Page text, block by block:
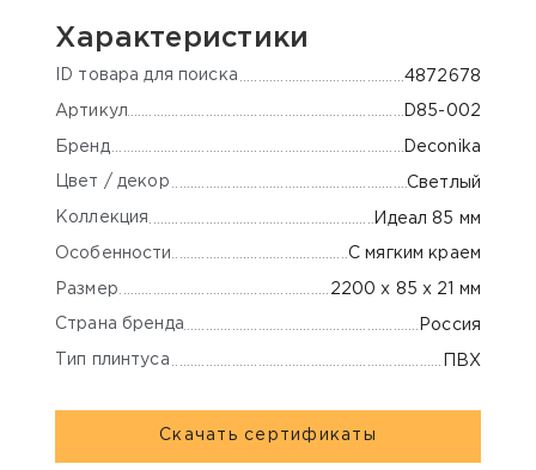
Характеристики
ID товара для поиска 4872678
Артикул D85-002
Бренд Deconika
Цвет / декор Светлый
Коллекция Идеал 85 мм
Особенности С мягким краем
Размер 2200 х 85 х 21 мм
Страна бренда Россия
Тип плинтуса ПВХ
Скачать сертификаты